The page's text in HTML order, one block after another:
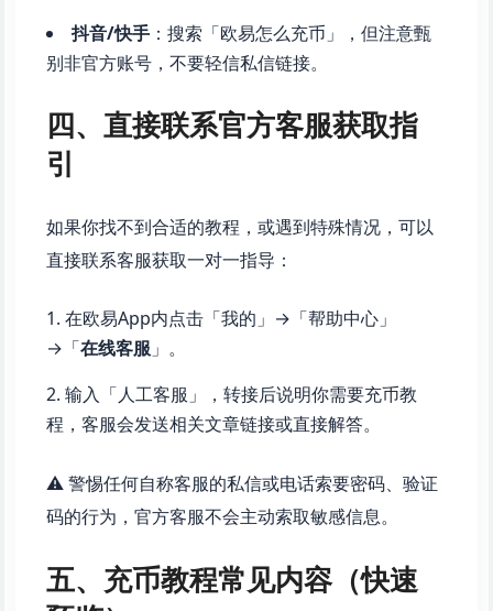
抖音/快手 ：搜索「欧易怎么充币」，但注意甄
别非官方账号，不要轻信私信链接。
四、直接联系官方客服获取指
引
如果你找不到合适的教程，或遇到特殊情况，可以
直接联系客服获取一对一指导：
在欧易App内点击「我的」→「帮助中心」
→「在线客服 」。
输入「人工客服」，转接后说明你需要充币教
程，客服会发送相关文章链接或直接解答。
⚠️ 警惕任何自称客服的私信或电话索要密码、验证
码的行为，官方客服不会主动索取敏感信息。
五、充币教程常见内容（快速